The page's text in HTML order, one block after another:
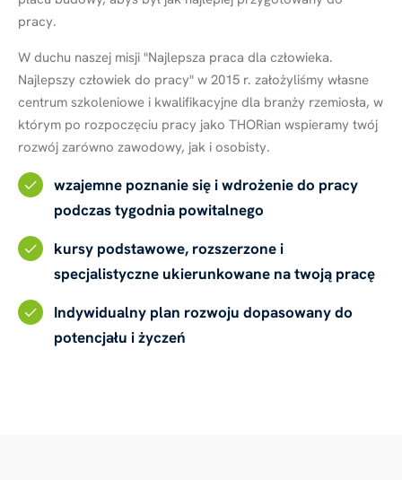
pracy.
W duchu naszej misji "Najlepsza praca dla człowieka.
Najlepszy człowiek do pracy" w 2015 r. założyliśmy własne
centrum szkoleniowe i kwalifikacyjne dla branży rzemiosła, w
którym po rozpoczęciu pracy jako THORian wspieramy twój
rozwój zarówno zawodowy, jak i osobisty.
wzajemne poznanie się i wdrożenie do pracy
podczas tygodnia powitalnego
kursy podstawowe, rozszerzone i
specjalistyczne ukierunkowane na twoją pracę
Indywidualny plan rozwoju dopasowany do
potencjału i życzeń